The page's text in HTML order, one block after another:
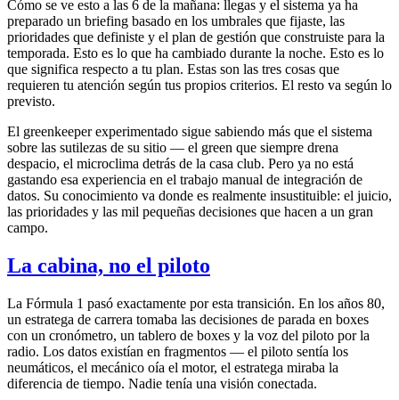
Cómo se ve esto a las 6 de la mañana: llegas y el sistema ya ha
preparado un briefing basado en los umbrales que fijaste, las
prioridades que definiste y el plan de gestión que construiste para la
temporada. Esto es lo que ha cambiado durante la noche. Esto es lo
que significa respecto a tu plan. Estas son las tres cosas que
requieren tu atención según tus propios criterios. El resto va según lo
previsto.
El greenkeeper experimentado sigue sabiendo más que el sistema
sobre las sutilezas de su sitio — el green que siempre drena
despacio, el microclima detrás de la casa club. Pero ya no está
gastando esa experiencia en el trabajo manual de integración de
datos. Su conocimiento va donde es realmente insustituible: el juicio,
las prioridades y las mil pequeñas decisiones que hacen a un gran
campo.
La cabina, no el piloto
La Fórmula 1 pasó exactamente por esta transición. En los años 80,
un estratega de carrera tomaba las decisiones de parada en boxes
con un cronómetro, un tablero de boxes y la voz del piloto por la
radio. Los datos existían en fragmentos — el piloto sentía los
neumáticos, el mecánico oía el motor, el estratega miraba la
diferencia de tiempo. Nadie tenía una visión conectada.